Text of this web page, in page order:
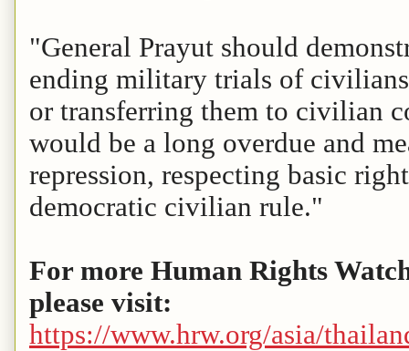
"General Prayut should
ending military trials of
or transferring them to civilian
would be a long overdue and
repression, respecting basic
democratic civilian rule."
For more Human Rights
please visit:
https://www.hrw.org/asia/